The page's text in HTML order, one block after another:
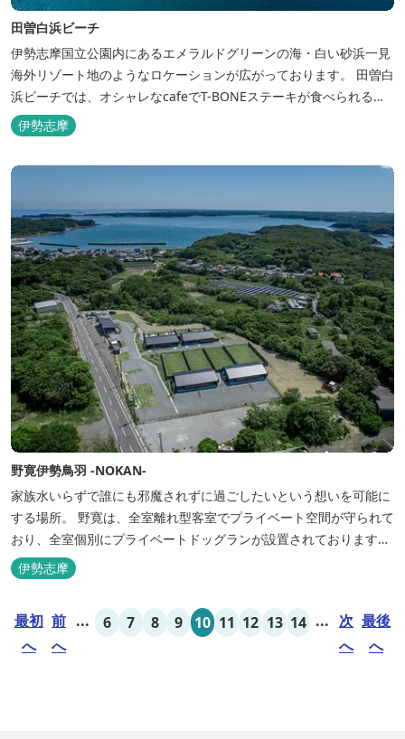
田曽白浜ビーチ
伊勢志摩国立公園内にあるエメラルドグリーンの海・白い砂浜一見
海外リゾート地のようなロケーションが広がっております。 田曽白
浜ビーチでは、オシャレなcafeでT-BONEステーキが食べられる。
又、海を見ながら黄昏るのもよし、アクティブにマリンアクティビ
ティ・スカイダイビング・ヘリコプタークルージングを体験するこ
ともできます。 是非、田曽白浜にございます施設紹介のVTRをご参
伊勢志摩
野寛伊勢鳥羽 -NOKAN-
家族水いらずで誰にも邪魔されずに過ごしたいという想いを可能に
する場所。 野寛は、全室離れ型客室でプライベート空間が守られて
おり、全室個別にプライベートドッグランが設置されております。
室内面積66㎡～115㎡、プライベートドッグラン面積140㎡～330㎡
を設置した広い作りで、 和モダンをコンセプトとした洗練されたデ
ラ...
伊勢志摩
最初
へ
前
へ
... 6 7 8 9 10 11 12 13 14 ... 次
へ
最後
へ